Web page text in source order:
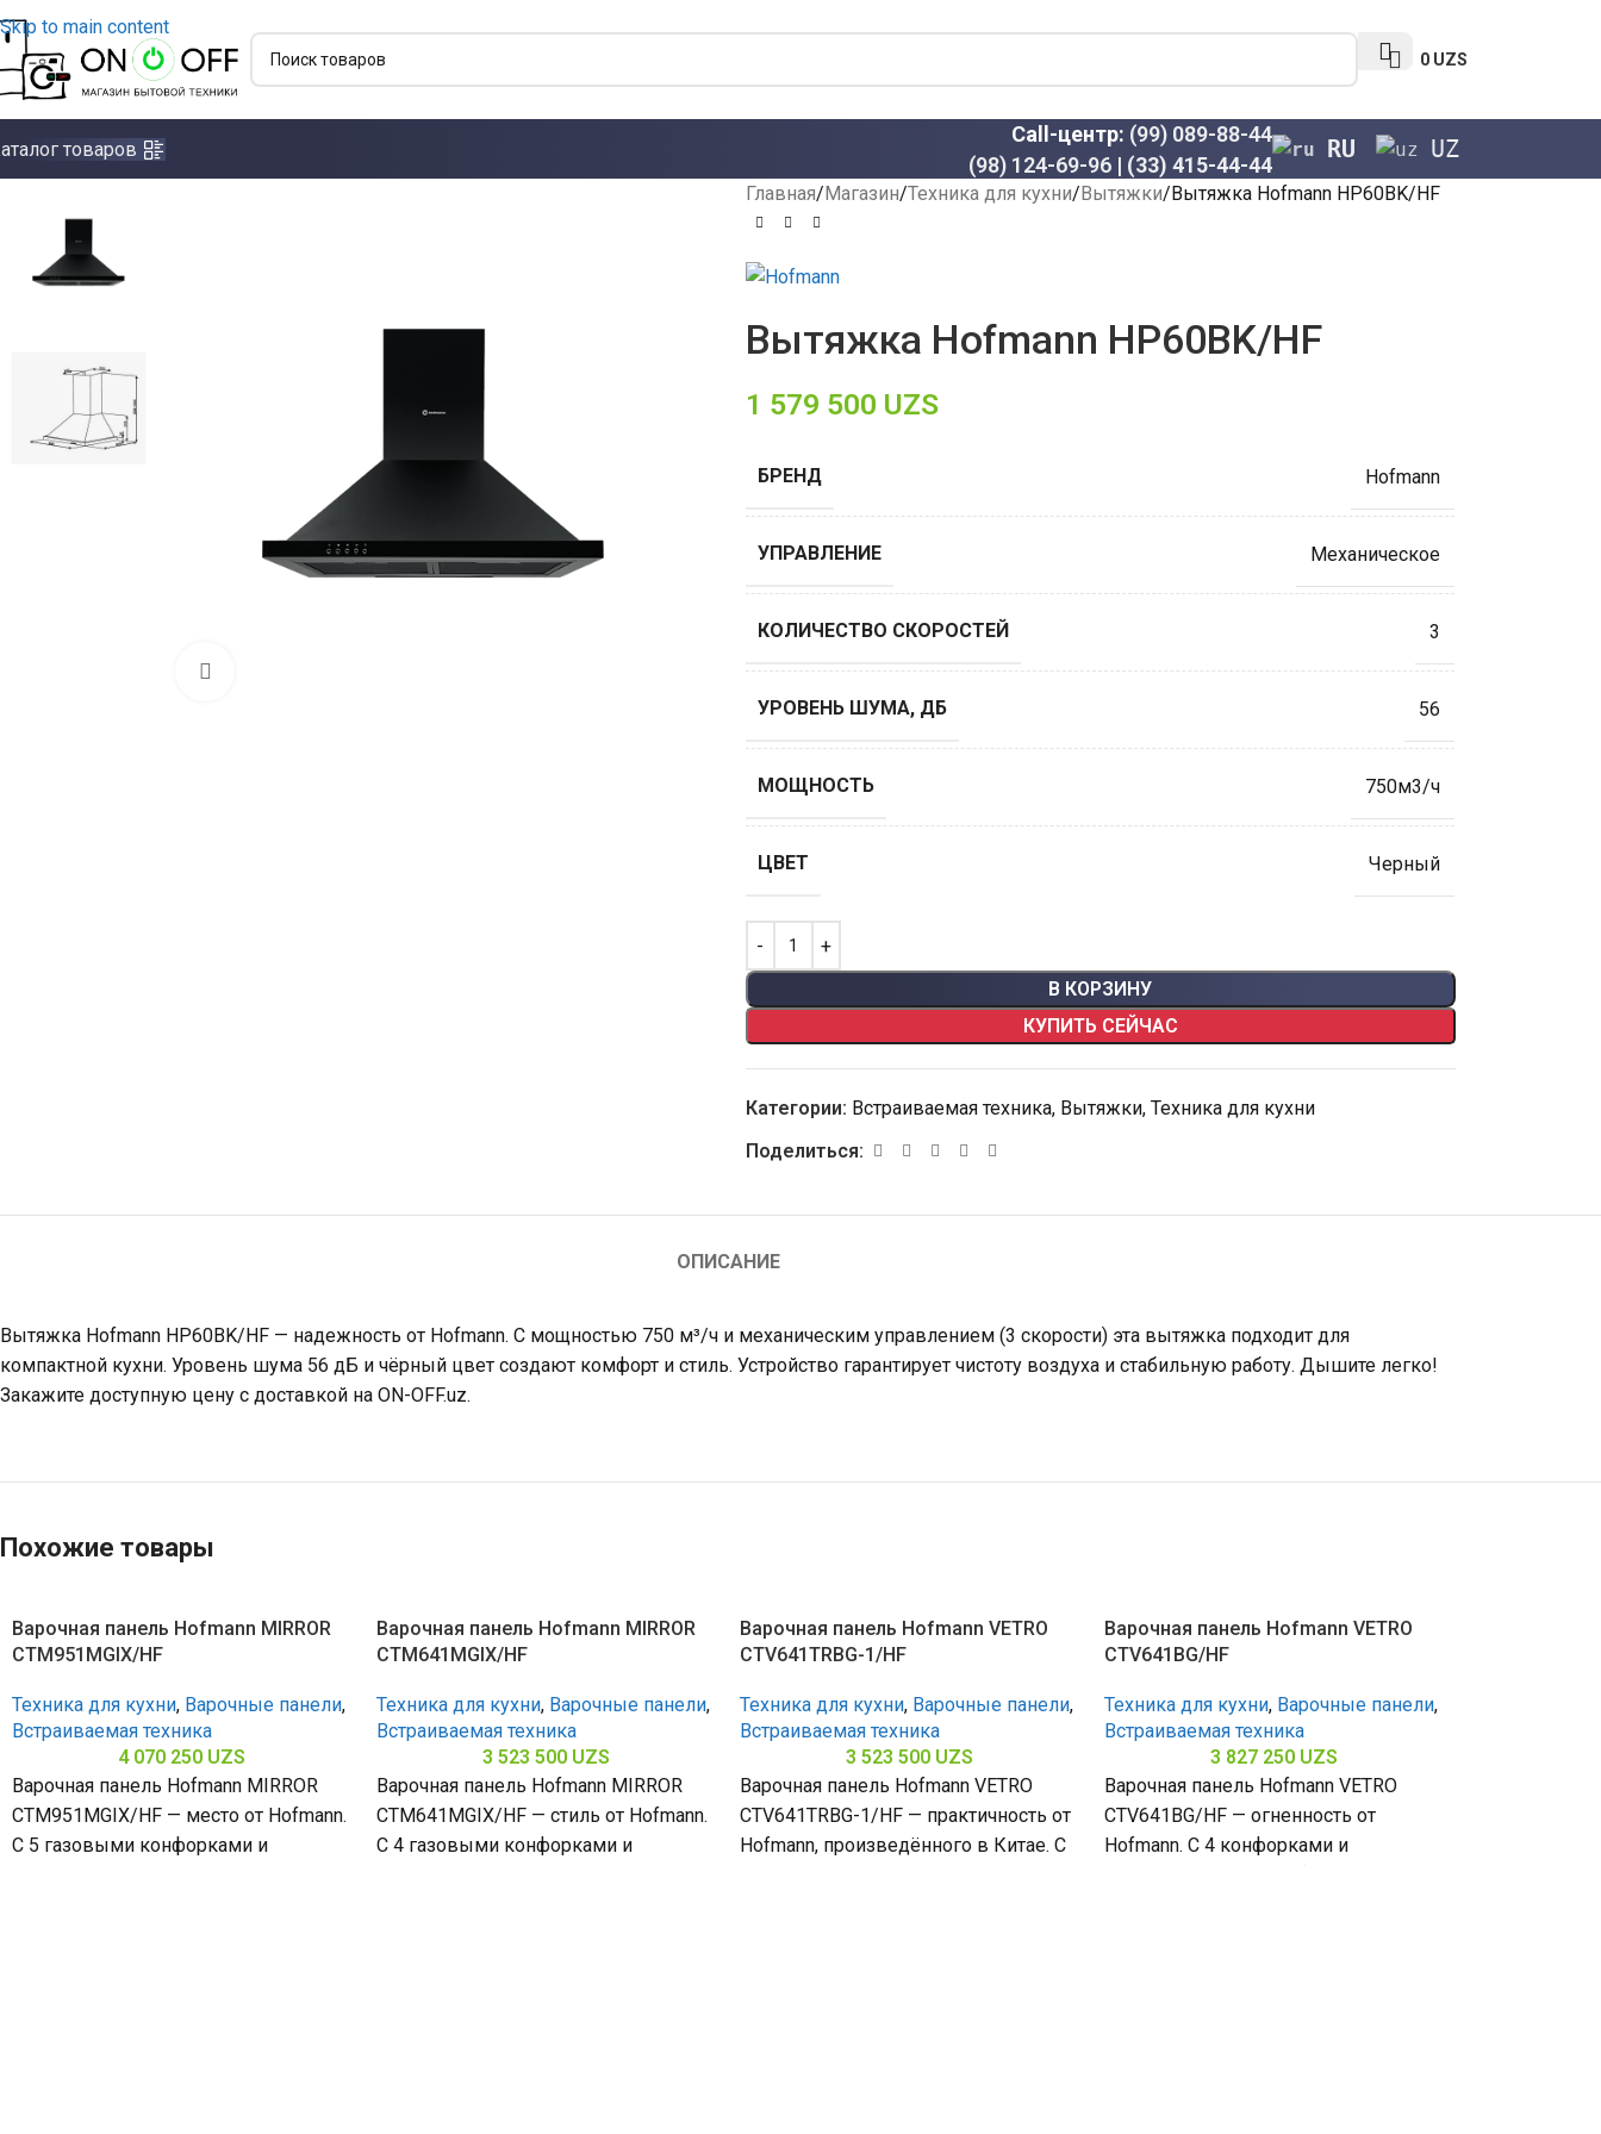
Skip to main content
0 UZS
товаров
Call-центр: (99) 089-88-44
(98) 124-69-96 | (33) 415-44-44
RU UZ
Главная Магазин Техника для кухни Вытяжки Вытяжка Hofmann HP60BK/HF
Вытяжка Hofmann HP60BK/HF
1 579 500 UZS
БРЕНД Hofmann
УПРАВЛЕНИЕ Механическое
КОЛИЧЕСТВО СКОРОСТЕЙ 3
УРОВЕНЬ ШУМА, ДБ 56
МОЩНОСТЬ 750м3/ч
ЦВЕТ Черный
В КОРЗИНУ
КУПИТЬ СЕЙЧАС
Категории: Встраиваемая техника, Вытяжки, Техника для кухни
Поделиться:
ОПИСАНИЕ
Вытяжка Hofmann HP60BK/HF — надежность от Hofmann. С мощностью 750 м³/ч и механическим управлением (3 скорости) эта вытяжка подходит для
компактной кухни. Уровень шума 56 дБ и чёрный цвет создают комфорт и стиль. Устройство гарантирует чистоту воздуха и стабильную работу. Дышите легко!
Закажите доступную цену с доставкой на ON-OFF.uz.
Похожие товары
Варочная панель Hofmann MIRROR
CTM951MGIX/HF
Техника для кухни, Варочные панели,
Встраиваемая техника
4 070 250 UZS
Варочная панель Hofmann MIRROR
CTM951MGIX/HF — место от Hofmann.
С 5 газовыми конфорками и
Варочная панель Hofmann MIRROR
CTM641MGIX/HF
Техника для кухни, Варочные панели,
Встраиваемая техника
3 523 500 UZS
Варочная панель Hofmann MIRROR
CTM641MGIX/HF — стиль от Hofmann.
С 4 газовыми конфорками и
Варочная панель Hofmann VETRO
CTV641TRBG-1/HF
Техника для кухни, Варочные панели,
Встраиваемая техника
3 523 500 UZS
Варочная панель Hofmann VETRO
CTV641TRBG-1/HF — практичность от
Hofmann, произведённого в Китае. С
Варочная панель Hofmann VETRO
CTV641BG/HF
Техника для кухни, Варочные панели,
Встраиваемая техника
3 827 250 UZS
Варочная панель Hofmann VETRO
CTV641BG/HF — огненность от
Hofmann. С 4 конфорками и